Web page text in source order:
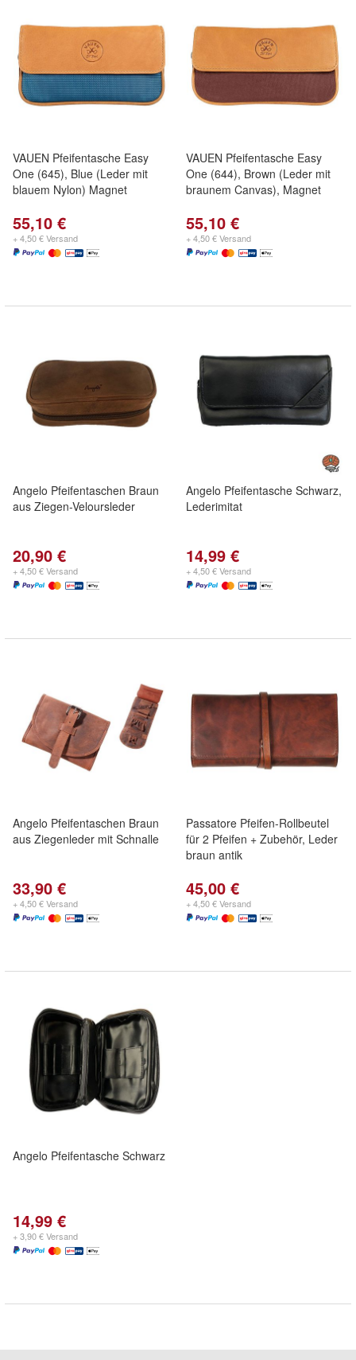
VAUEN Pfeifentasche Easy
One (645), Blue (Leder mit
blauem Nylon) Magnet
55,10 €
+ 4,50 € Versand
VAUEN Pfeifentasche Easy
One (644), Brown (Leder mit
braunem Canvas), Magnet
55,10 €
+ 4,50 € Versand
Angelo Pfeifentaschen Braun
aus Ziegen-Veloursleder
20,90 €
+ 4,50 € Versand
Angelo Pfeifentasche Schwarz,
Lederimitat
14,99 €
+ 4,50 € Versand
Angelo Pfeifentaschen Braun
aus Ziegenleder mit Schnalle
33,90 €
+ 4,50 € Versand
Passatore Pfeifen-Rollbeutel
für 2 Pfeifen + Zubehör, Leder
braun antik
45,00 €
+ 4,50 € Versand
Angelo Pfeifentasche Schwarz
14,99 €
+ 3,90 € Versand